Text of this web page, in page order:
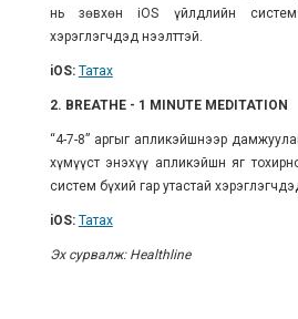
нь зөвхөн iOS үйлдлийн
хэрэглэгчдэд нээлттэй.
iOS: Татах
2. BREATHE - 1 MINUTE MEDITATION
“4-7-8” аргыг апликэйшнээр
хүмүүст энэхүү апликэйшн яг
систем бүхий гар утастай
iOS: Татах
Эх сурвалж: Healthline